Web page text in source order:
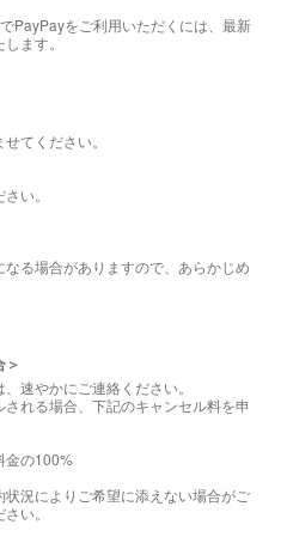
PayPayをご利用いただくには、最新
ます。
てください。
い。
る場合がありますので、あらかじめ
＞
速やかにご連絡ください。
れる場合、下記のキャンセル料を申
金の100%
況によりご希望に添えない場合がご
い。